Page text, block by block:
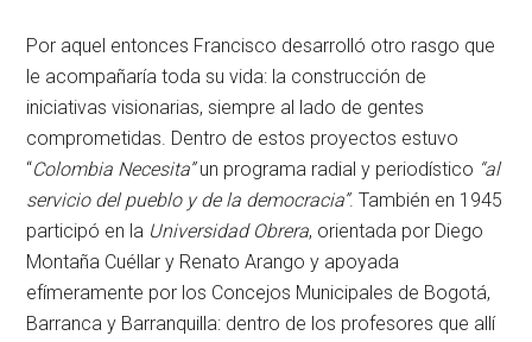
Por aquel entonces Francisco desarrolló otro rasgo que
le acompañaría toda su vida: la construcción de
iniciativas visionarias, siempre al lado de gentes
comprometidas. Dentro de estos proyectos estuvo
“Colombia Necesita”un programa radial y periodístico “al
servicio del pueblo y de la democracia”. También en 1945
participó en la Universidad Obrera, orientada por Diego
Montaña Cuéllar y Renato Arango y apoyada
efímeramente por los Concejos Municipales de Bogotá,
Barranca y Barranquilla: dentro de los profesores que allí